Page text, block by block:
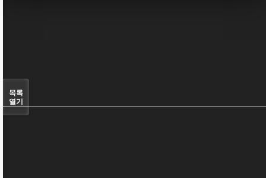
목록
열기